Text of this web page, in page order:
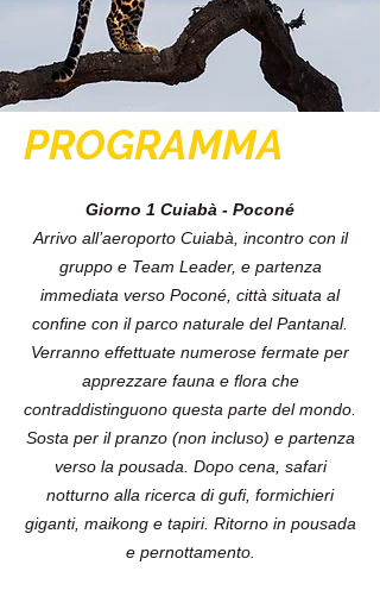
PROGRAMMA
Giorno 1 Cuiabà - Poconé
Arrivo all’aeroporto Cuiabà, incontro con il
gruppo e Team Leader, e partenza
immediata verso Poconé, città situata al
confine con il parco naturale del Pantanal.
Verranno effettuate numerose fermate per
apprezzare fauna e flora che
contraddistinguono questa parte del mondo.
Sosta per il pranzo (non incluso) e partenza
verso la pousada. Dopo cena, safari
notturno alla ricerca di gufi, formichieri
giganti, maikong e tapiri. Ritorno in pousada
e pernottamento.